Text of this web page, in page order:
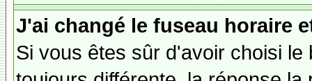
J'ai changé le fuseau horaire
Si vous êtes sûr d'avoir choisi